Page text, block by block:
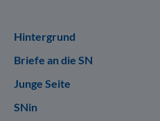
Hintergrund
Briefe an die SN
Junge Seite
SNin